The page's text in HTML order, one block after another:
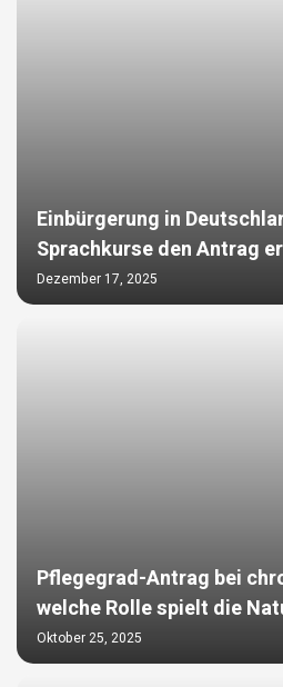
Einbürgerung in
Sprachkurse den Antrag
Dezember 17, 2025
Pflegegrad-Antrag bei
welche Rolle spielt die
Oktober 25, 2025